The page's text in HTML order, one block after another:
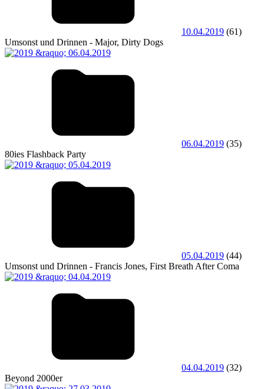
10.04.2019 (61)
Umsonst und Drinnen - Major, Dirty Dogs
06.04.2019 (35)
80ies Flashback Party
05.04.2019 (44)
Umsonst und Drinnen - Francis Jones, First Breath After Coma
04.04.2019 (32)
Beyond 2000er